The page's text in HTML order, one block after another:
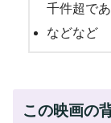
千件超で
などなど
この映画の